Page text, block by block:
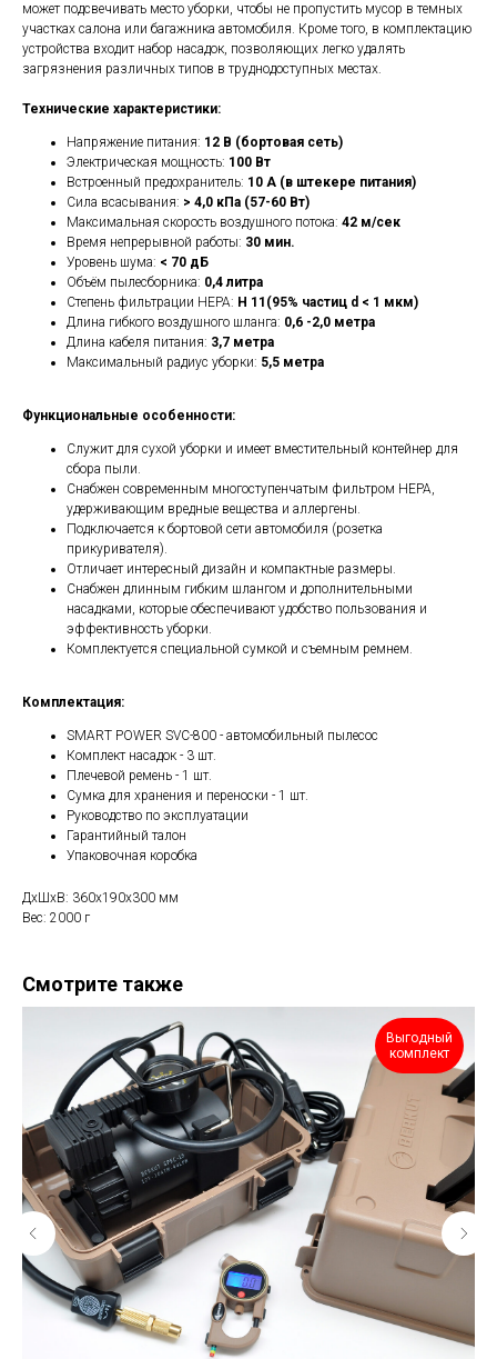
может подсвечивать место уборки, чтобы не пропустить мусор в темных
участках салона или багажника автомобиля. Кроме того, в комплектацию
устройства входит набор насадок, позволяющих легко удалять
загрязнения различных типов в труднодоступных местах.
Технические характеристики:
Напряжение питания: 12 В (бортовая сеть)
Электрическая мощность: 100 Вт
Встроенный предохранитель: 10 А (в штекере питания)
Сила всасывания: > 4,0 кПа (57-60 Вт)
Максимальная скорость воздушного потока: 42 м/сек
Время непрерывной работы: 30 мин.
Уровень шума: < 70 дБ
Объём пылесборника: 0,4 литра
Степень фильтрации HEPA: H 11(95% частиц d < 1 мкм)
Длина гибкого воздушного шланга: 0,6 -2,0 метра
Длина кабеля питания: 3,7 метра
Максимальный радиус уборки: 5,5 метра
Функциональные особенности:
Служит для сухой уборки и имеет вместительный контейнер для
сбора пыли.
Снабжен современным многоступенчатым фильтром HEPA,
удерживающим вредные вещества и аллергены.
Подключается к бортовой сети автомобиля (розетка
прикуривателя).
Отличает интересный дизайн и компактные размеры.
Снабжен длинным гибким шлангом и дополнительными
насадками, которые обеспечивают удобство пользования и
эффективность уборки.
Комплектуется специальной сумкой и съемным ремнем.
Комплектация:
SMART POWER SVC-800 - автомобильный пылесос
Комплект насадок - 3 шт.
Плечевой ремень - 1 шт.
Сумка для хранения и переноски - 1 шт.
Руководство по эксплуатации
Гарантийный талон
Упаковочная коробка
ДxШxВ: 360x190x300 мм
Вес: 2000 г
Смотрите также
Выгодный
комплект